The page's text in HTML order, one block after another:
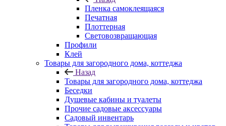
Пленка самоклеящаяся
Печатная
Плоттерная
Световозвращающая
Профили
Клей
Товары для загородного дома, коттеджа
Назад
Товары для загородного дома, коттеджа
Беседки
Душевые кабины и туалеты
Прочие садовые аксессуары
Садовый инвентарь